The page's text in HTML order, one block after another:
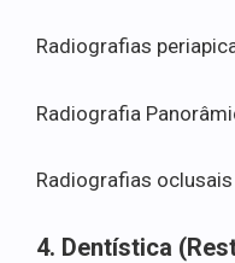
Radiografias
Radiografia
Radiografias
4. Dentística